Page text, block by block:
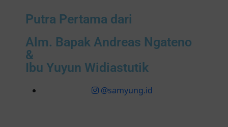
Putra Pertama dari
Alm. Bapak Andreas Ngateno
&
Ibu Yuyun Widiastutik
@samyung.id